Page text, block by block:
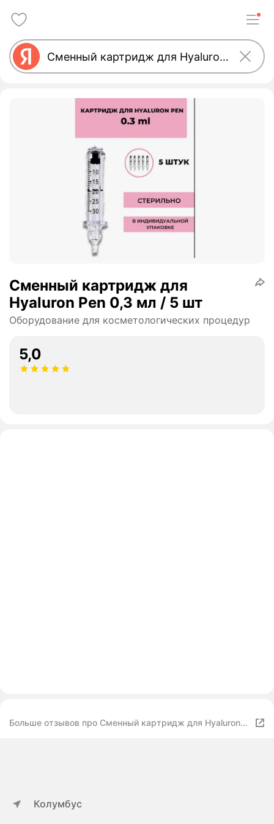
Сменный картридж для
Hyaluron Pen 0,3 мл / 5 шт
Оборудование для косметологических процедур
5,0
Больше отзывов про Сменный картридж для Hyaluron
Колумбус